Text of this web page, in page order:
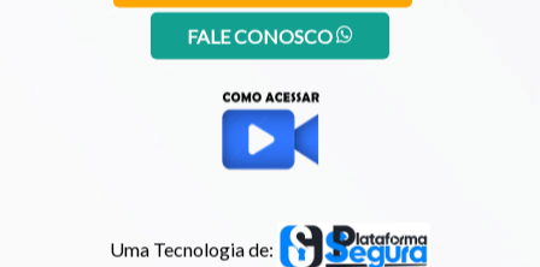
FALE CONOSCO
Uma Tecnologia de: